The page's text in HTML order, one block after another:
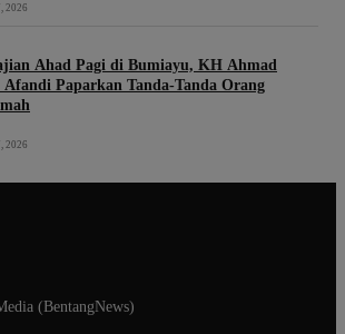
2026
Ahad Pagi di Bumiayu, KH Ahmad
Paparkan Tanda-Tanda Orang
2026
(BentangNews)